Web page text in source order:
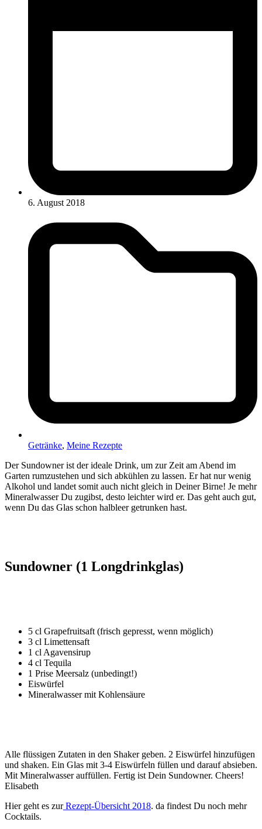
6. August 2018
Getränke, Meine Rezepte
Der Sundowner ist der ideale Drink, um zur Zeit am Abend im
Garten rumzustehen und sich abkühlen zu lassen. Er hat nur wenig
Alkohol und landet somit auch nicht gleich in Deiner Birne! Je mehr
Mineralwasser Du zugibst, desto leichter wird er. Das geht auch gut,
wenn Du das Glas schon halbleer getrunken hast.
Sundowner (1 Longdrinkglas)
5 cl Grapefruitsaft (frisch gepresst, wenn möglich)
3 cl Limettensaft
1 cl Agavensirup
4 cl Tequila
1 Prise Meersalz (unbedingt!)
Eiswürfel
Mineralwasser mit Kohlensäure
Alle flüssigen Zutaten in den Shaker geben. 2 Eiswürfel hinzufügen
und shaken. Ein Glas mit 3-4 Eiswürfeln füllen und darauf absieben.
Mit Mineralwasser auffüllen. Fertig ist Dein Sundowner. Cheers!
Elisabeth
Hier geht es zurRezept-Übersicht 2018. da findest Du noch mehr
Cocktails.